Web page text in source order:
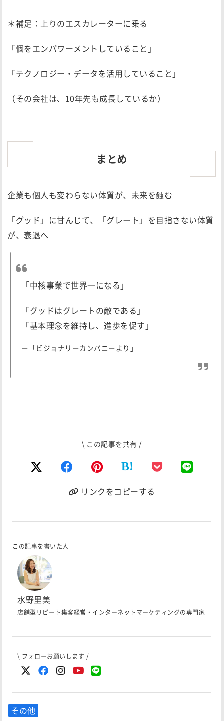
＊補足：上りのエスカレーターに乗る
「個をエンパワーメントしていること」
「テクノロジー・データを活用していること」
（その会社は、10年先も成長しているか）
まとめ
企業も個人も変わらない体質が、未来を蝕む
「グッド」に甘んじて、「グレート」を目指さない体質
が、衰退へ
「中核事業で世界一になる」
「グッドはグレートの敵である」
「基本理念を維持し、進歩を促す」
ー「ビジョナリーカンパニーより」
\ この記事を共有 /
B!
リンクをコピーする
この記事を書いた人
水野里美
店舗型リピート集客経営・インターネットマーケティングの専門家
\ フォローお願いします /
その他